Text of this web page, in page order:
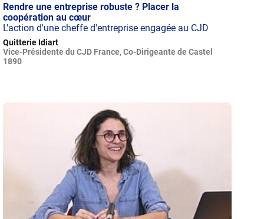
Rendre une entreprise robuste ? Placer la
coopération au cœur
L'action d'une cheffe d'entreprise engagée au CJD
Quitterie Idiart
Vice-Présidente du CJD France, Co-Dirigeante de Castel
1890